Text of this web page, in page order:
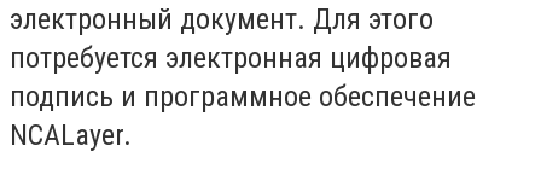
электронный документ. Для этого
потребуется электронная цифровая
подпись и программное обеспечение
NCALayer.